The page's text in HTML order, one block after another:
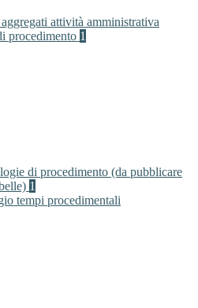
attività amministrativa
procedimento 1
di procedimento (da pubblicare
1
tempi procedimentali